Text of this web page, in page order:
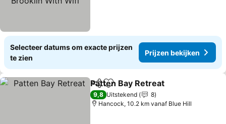
Selecteer datums om exacte prijzen
te zien
Prijzen bekijken
DelenToevoegen aan favorieten
Patten Bay Retreat
9,8 Uitstekend
8
Hancock, 10.2 km vanaf Blue Hill